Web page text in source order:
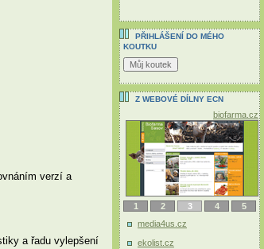
verzí a
a řadu vylepšení
PŘIHLÁŠENÍ DO MÉHO
KOUTKU
Z WEBOVÉ DÍLNY ECN
biofarma.cz
1 2 3 4
5
media4us.cz
ekolist.cz